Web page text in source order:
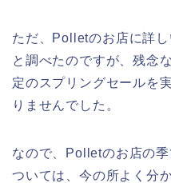
ただ、Polletのお店に詳
と調べたのですが、残念
定のスプリングセールを
りませんでした。
なので、Polletのお店の
ついては、今の所よく分